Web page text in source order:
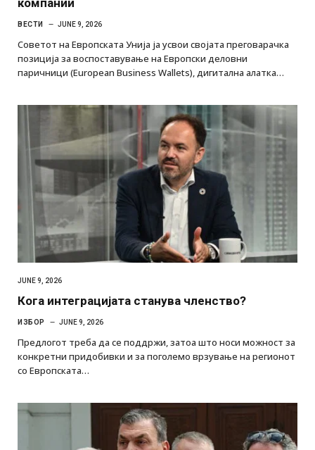
компании
ВЕСТИ JUNE 9, 2026
Советот на Европската Унија ја усвои својата преговарачка
позиција за воспоставување на Европски деловни
паричници (European Business Wallets), дигитална алатка…
JUNE 9, 2026
Кога интеграцијата станува членство?
ИЗБОР JUNE 9, 2026
Предлогот треба да се поддржи, затоа што носи можност за
конкретни придобивки и за поголемо врзување на регионот
со Европската…